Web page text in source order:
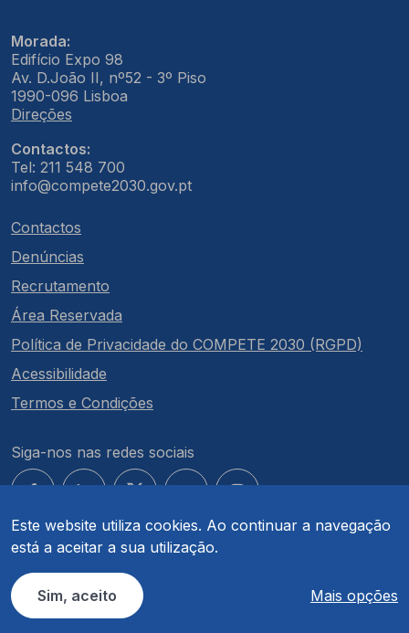
Este website utiliza cookies. Ao continuar a navegação
está a aceitar a sua utilização.
Sim, aceito Mais opções
Morada:
Edifício Expo 98
Av. D.João II, nº52 - 3º Piso
1990-096 Lisboa
Direções
Contactos:
Tel: 211 548 700
info@compete2030.gov.pt
Contactos
Denúncias
Recrutamento
Área Reservada
Política de Privacidade do COMPETE 2030 (RGPD)
Acessibilidade
Termos e Condições
Siga-nos nas redes sociais
© COMPETE 2030. Todos os direitos reservados.